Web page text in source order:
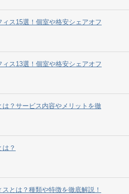
ィス15選！個室や格安シェアオフ
ス13選！個室や格安シェアオフ
は？サービス内容やメリットを徹
？
とは？種類や特徴を徹底解説！